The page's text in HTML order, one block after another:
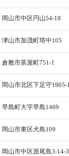
岡山市中区円山54-18
津山市加茂町塔中105
倉敷市茶屋町751-1
岡山市北区下足守1905-
早島町大字早島1469
岡山市東区犬島109
岡山市中区原尾島3-14-